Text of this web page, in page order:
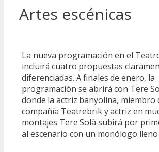
Artes escénicas
La nueva programación en el
incluirá cuatro propuestas
diferenciadas. A finales de enero, la
programación se abrirá con Tere
donde la actriz banyolina, miembro
compañía Teatrebrik y actriz en
montajes Tere Solà subirá por
al escenario con un monólogo